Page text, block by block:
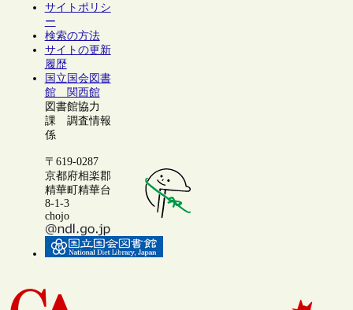
サイトポリシ
ー
検索の方法
サイトの更新
履歴
国立国会図書
館 関西館
図書館協力
課 調査情報
係
〒619-0287
京都府相楽郡
精華町精華台
8-1-3
chojo